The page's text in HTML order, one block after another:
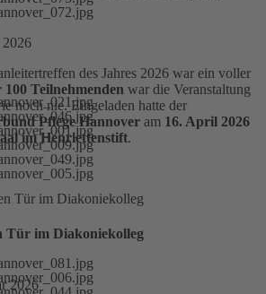
des Jahres 2026 war ein voller
100 Teilnehmenden war die Veranstaltung
noch nie. Eingeladen hatte der
Pflege Hannover am 16. April 2026
im Henriettenstift.
Tür im Diakoniekolleg
2026